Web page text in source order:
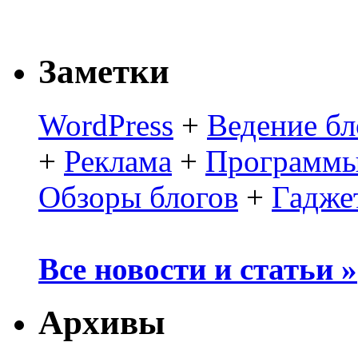
Заметки
WordPress + Ведение
+ Реклама +
Обзоры блогов +
Все новости и статьи »
Архивы